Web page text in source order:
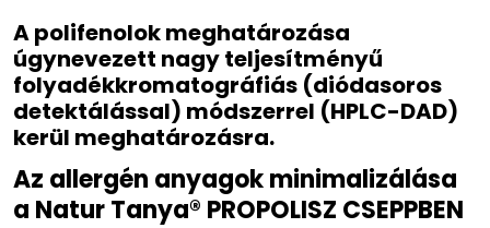
A polifenolok meghatározása
úgynevezett nagy teljesítményű
folyadékkromatográfiás (diódasoros
detektálással) módszerrel (HPLC-DAD)
kerül meghatározásra.
Az allergén anyagok minimalizálása
a Natur Tanya® PROPOLISZ CSEPPBEN